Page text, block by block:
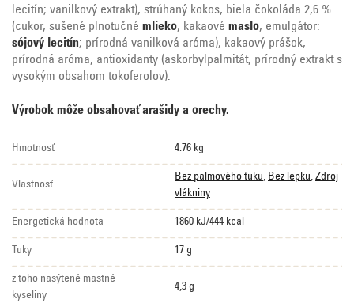
lecitín; vanilkový extrakt), strúhaný kokos, biela čokoláda 2,6 %
(cukor, sušené plnotučné mlieko, kakaové maslo, emulgátor:
sójový lecitín; prírodná vanilková aróma), kakaový prášok,
prírodná aróma, antioxidanty (askorbylpalmitát, prírodný extrakt s
vysokým obsahom tokoferolov).
Výrobok môže obsahovať arašidy a orechy.
Hmotnosť 4.76 kg
Vlastnosť
Bez palmového tuku, Bez lepku, Zdroj
vlákniny
Energetická hodnota 1860 kJ/444 kcal
Tuky 17 g
z toho nasýtené mastné
kyseliny
4,3 g